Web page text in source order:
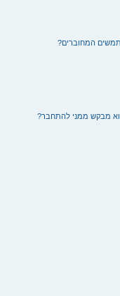
המחוברים?
מבקש ממני להתחבר?